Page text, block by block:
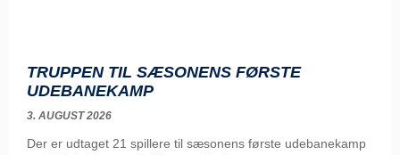
TRUPPEN TIL SÆSONENS FØRSTE
UDEBANEKAMP
3. AUGUST 2026
Der er udtaget 21 spillere til sæsonens første udebanekamp